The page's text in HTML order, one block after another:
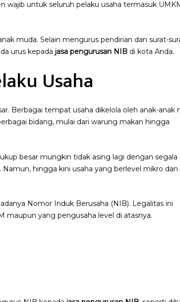
wajib untuk seluruh pelaku usaha termasuk
muda. Selain mengurus pendirian dan surat-
urus kepada jasa pengurusan NIB di kota Anda.
Usaha
Berbagai tempat usaha dikelola oleh anak-anak
bidang, mulai dari warung makan hingga
besar mungkin tidak asing lagi dengan segala
hingga kini usaha yang berlevel mikro dan
Nomor Induk Berusaha (NIB). Legalitas ini
maupun yang pengusaha level di atasnya.